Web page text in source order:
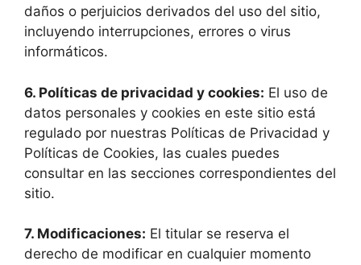
daños o perjuicios derivados del uso del sitio,
incluyendo interrupciones, errores o virus
informáticos.
6. Políticas de privacidad y cookies: El uso de
datos personales y cookies en este sitio está
regulado por nuestras Políticas de Privacidad y
Políticas de Cookies, las cuales puedes
consultar en las secciones correspondientes del
sitio.
7. Modificaciones: El titular se reserva el
derecho de modificar en cualquier momento